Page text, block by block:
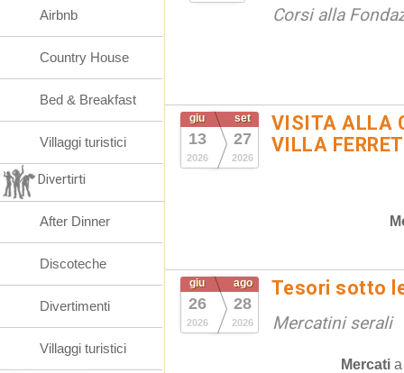
Corsi alla
giu
13
2026
set
27
2026
VISITA ALLA
VILLA
giu
26
2026
ago
28
2026
Tesori sotto
Mercatini serali
Mercati
Airbnb
Country House
Bed & Breakfast
Villaggi turistici
Divertirti
After Dinner
Discoteche
Divertimenti
Villaggi turistici